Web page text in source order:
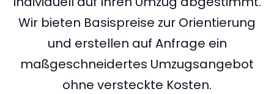
Wir bieten Basispreise zur Orientierung
und erstellen auf Anfrage ein
maßgeschneidertes Umzugsangebot
ohne versteckte Kosten.